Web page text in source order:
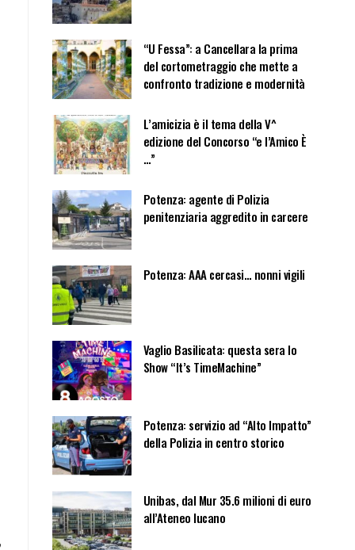
“U Fessa”: a Cancellara la prima
del cortometraggio che mette a
confronto tradizione e modernità
L’amicizia è il tema della V^
edizione del Concorso “e l’Amico È
…”
Potenza: agente di Polizia
penitenziaria aggredito in carcere
Potenza: AAA cercasi… nonni vigili
Vaglio Basilicata: questa sera lo
Show “It’s TimeMachine”
Potenza: servizio ad “Alto Impatto”
della Polizia in centro storico
Unibas, dal Mur 35.6 milioni di euro
all’Ateneo lucano